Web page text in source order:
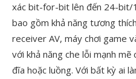
xác bit-for-bit lên đến 24-bit/
bao gồm khả năng tương
receiver AV, máy chơi game
với khả năng che lỗi mạnh
đĩa hoặc luồng. Với bất kỳ ai